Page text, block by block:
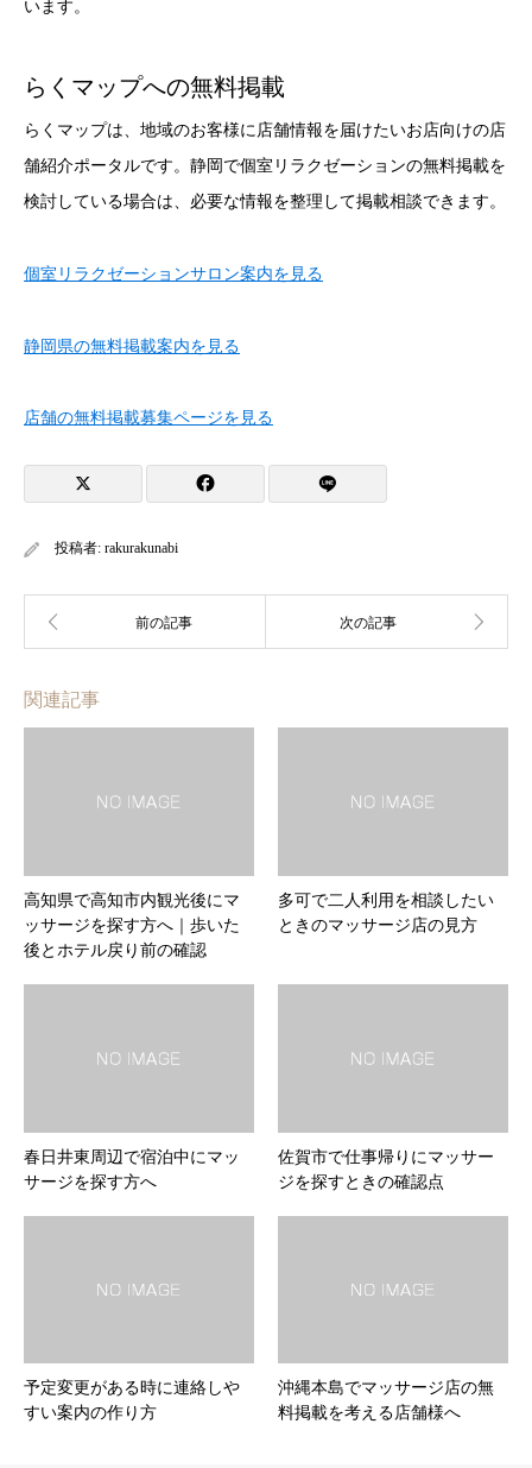
います。
らくマップへの無料掲載
らくマップは、地域のお客様に店舗情報を届けたいお店向けの店
舗紹介ポータルです。静岡で個室リラクゼーションの無料掲載を
検討している場合は、必要な情報を整理して掲載相談できます。
個室リラクゼーションサロン案内を見る
静岡県の無料掲載案内を見る
店舗の無料掲載募集ページを見る
投稿者: rakurakunabi
関連記事
高知県で高知市内観光後にマ
ッサージを探す方へ｜歩いた
後とホテル戻り前の確認
多可で二人利用を相談したい
ときのマッサージ店の見方
春日井東周辺で宿泊中にマッ
サージを探す方へ
佐賀市で仕事帰りにマッサー
ジを探すときの確認点
予定変更がある時に連絡しや
すい案内の作り方
沖縄本島でマッサージ店の無
料掲載を考える店舗様へ